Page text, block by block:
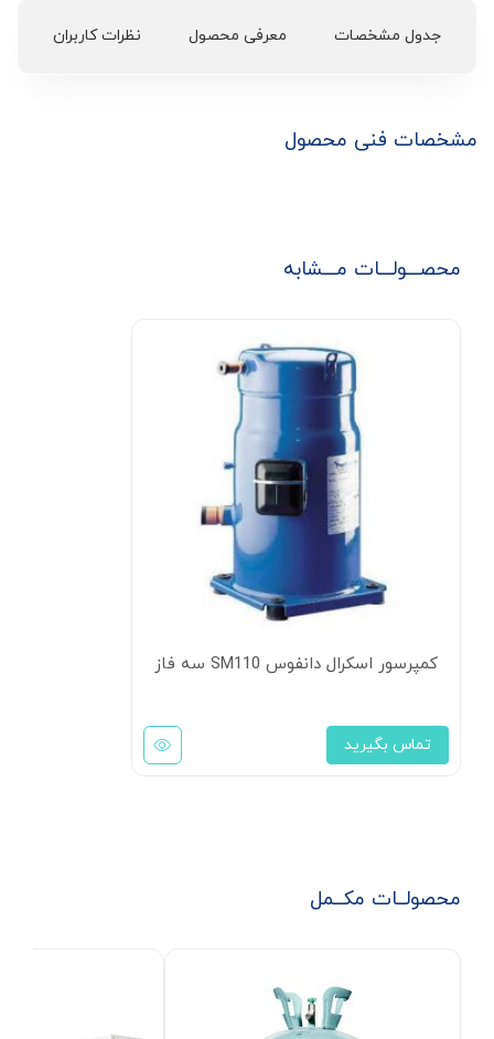
جدول مشخصات معرفی محصول نظرات کاربران
مشخصات فنی محصول
محصـــولـــات مـــشابه
کمپرسور اسکرال دانفوس SM110 سه فاز
تماس بگیرید
محصولــات مکــمل